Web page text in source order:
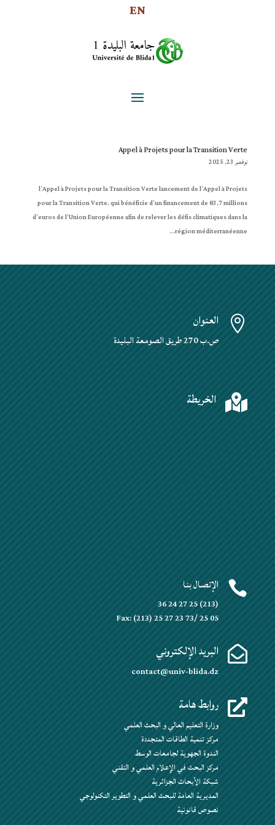
EN
Appel à Projets pour la Transition Verte
نوفمبر 23, 2025
l’Appel à Projets pour la Transition Verte lancement de l’Appel à Projets
pour la Transition Verte, qui bénéficie d’un financement de 83,7 millions
d’euros de l’Union Européenne afin de relever les défis climatiques dans la
région méditerranéenne...
 العنوان
ص.ب 270 طريق الصومعة البليدة
 الخريطة
 الإتصال بنا
(213) 25 27 24 36
Fax: (213) 25 27 23 73/ 25 05
 البريد الإلكتروني
contact@univ-blida.dz
 روابط هامة
وزارة التعليم العالي و البحث العلمي
مركز تنمية الطاقات المتجددة
الندوة الجهوية لجامعات الوسط
مركز البحث في الإعلام العلمي و التقني
شبكة الأبحاث الجزائرية
المديرية العامة للبحث العلمي و التطوير التكنولوجي
نصوص قانونية